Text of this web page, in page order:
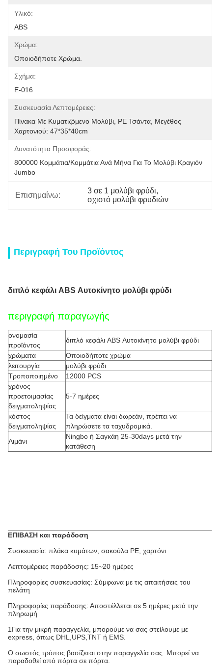
Υλικό:
ABS
Χρώμα:
Οποιοδήποτε Χρώμα.
Σχήμα:
Ε-016
Συσκευασία Λεπτομέρειες:
Πίνακα Με Κυματιζόμενο Μολύβι, PE Τσάντα, Μεγέθος
Χαρτονιού: 47*35*40cm
Δυνατότητα Προσφοράς:
800000 Κομμάτια/κομμάτια Ανά Μήνα Για Το Μολύβι Κραγιόν
Jumbo
Επισημαίνω:
3 σε 1 μολύβι φρύδι,
σχιστό μολύβι φρυδιών
Περιγραφή Του Προϊόντος
διπλό κεφάλι ABS Αυτοκίνητο μολύβι φρύδι
περιγραφή παραγωγής
ονομασία
προϊόντος
διπλό κεφάλι ABS Αυτοκίνητο μολύβι φρύδι
χρώματα
Οποιοδήποτε χρώμα
λειτουργία
μολύβι φρύδι
Τροποποιημένο
12000 PCS
χρόνος
προετοιμασίας
δειγματοληψίας
5-7 ημέρες
κόστος
δειγματοληψίας
Τα δείγματα είναι δωρεάν, πρέπει να
πληρώσετε τα ταχυδρομικά.
Λιμάνι
Ningbo ή Σαγκάη 25-30days μετά την
κατάθεση
ΕΠΙΒΑΣΗ και παράδοση
Συσκευασία: πλάκα κυμάτων, σακούλα PE, χαρτόνι
Λεπτομέρειες παράδοσης: 15~20 ημέρες
Πληροφορίες συσκευασίας: Σύμφωνα με τις απαιτήσεις του
πελάτη
Πληροφορίες παράδοσης: Αποστέλλεται σε 5 ημέρες μετά την
πληρωμή
1Για την μικρή παραγγελία, μπορούμε να σας στείλουμε με
express, όπως DHL,UPS,TNT ή EMS.
Ο σωστός τρόπος βασίζεται στην παραγγελία σας. Μπορεί να
παραδοθεί από πόρτα σε πόρτα.